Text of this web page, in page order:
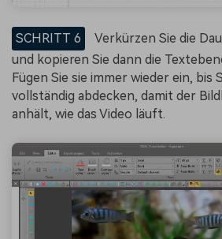
SCHRITT 6
Verkürzen Sie die
und kopieren Sie dann die
Fügen Sie sie immer wieder ein, bis
vollständig abdecken, damit der
anhält, wie das Video läuft.